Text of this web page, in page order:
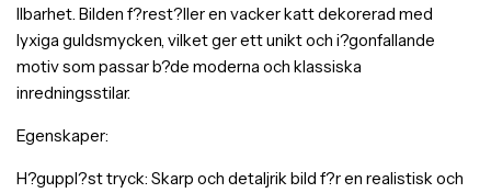
llbarhet. Bilden f?rest?ller en vacker katt dekorerad med
lyxiga guldsmycken, vilket ger ett unikt och i?gonfallande
motiv som passar b?de moderna och klassiska
inredningsstilar.
Egenskaper:
H?guppl?st tryck: Skarp och detaljrik bild f?r en realistisk och